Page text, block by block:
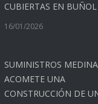
CUBIERTAS EN BUÑOL
16/01/2026
SUMINISTROS MEDINA
ACOMETE UNA
CONSTRUCCIÓN DE